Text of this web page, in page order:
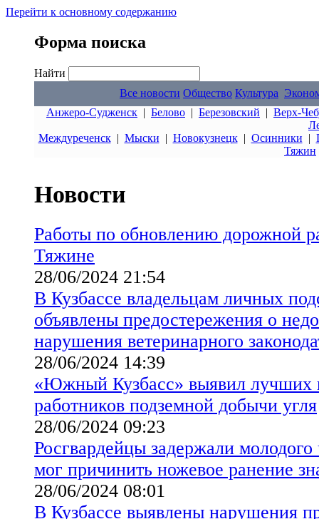
Перейти к основному содержанию
Форма поиска
Найти
Все новости Общество Культура
Анжеро-Судженск | Белово | Березовский | Верх-
Междуреченск| Мыски | Новокузнецк| Осинники |
Тяжин
Новости
Работы по обновлению дорожной
Тяжине
28/06/2024 21:54
В Кузбассе владельцам личных
объявлены предостережения о
нарушения ветеринарного
28/06/2024 14:39
«Южный Кузбасс» выявил лучших
работников подземной добычи угля
28/06/2024 09:23
Росгвардейцы задержали
мог причинить ножевое ранение
28/06/2024 08:01
В Кузбассе выявлены нарушения